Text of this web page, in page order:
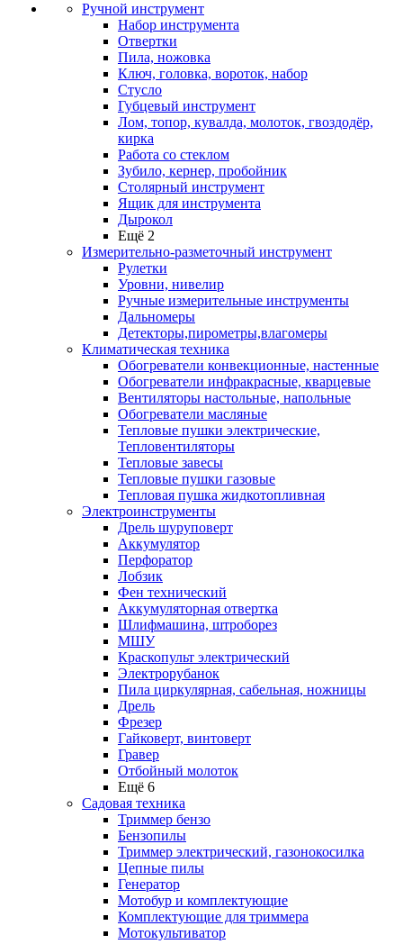
Ручной инструмент
Набор инструмента
Отвертки
Пила, ножовка
Ключ, головка, вороток, набор
Стусло
Губцевый инструмент
Лом, топор, кувалда, молоток, гвоздодёр,
кирка
Работа со стеклом
Зубило, кернер, пробойник
Столярный инструмент
Ящик для инструмента
Дырокол
Ещё 2
Измерительно-разметочный инструмент
Рулетки
Уровни, нивелир
Ручные измерительные инструменты
Дальномеры
Детекторы,пирометры,влагомеры
Климатическая техника
Обогреватели конвекционные, настенные
Обогреватели инфракрасные, кварцевые
Вентиляторы настольные, напольные
Обогреватели масляные
Тепловые пушки электрические,
Тепловентиляторы
Тепловые завесы
Тепловые пушки газовые
Тепловая пушка жидкотопливная
Электроинструменты
Дрель шуруповерт
Аккумулятор
Перфоратор
Лобзик
Фен технический
Аккумуляторная отвертка
Шлифмашина, штроборез
МШУ
Краскопульт электрический
Электрорубанок
Пила циркулярная, сабельная, ножницы
Дрель
Фрезер
Гайковерт, винтоверт
Гравер
Отбойный молоток
Ещё 6
Садовая техника
Триммер бензо
Бензопилы
Триммер электрический, газонокосилка
Цепные пилы
Генератор
Мотобур и комплектующие
Комплектующие для триммера
Мотокультиватор